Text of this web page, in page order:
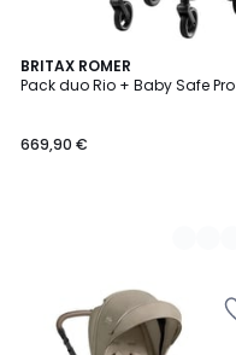
BRITAX ROMER
Pack duo Rio + Baby Safe Pro
669,90 €
2
Couleurs